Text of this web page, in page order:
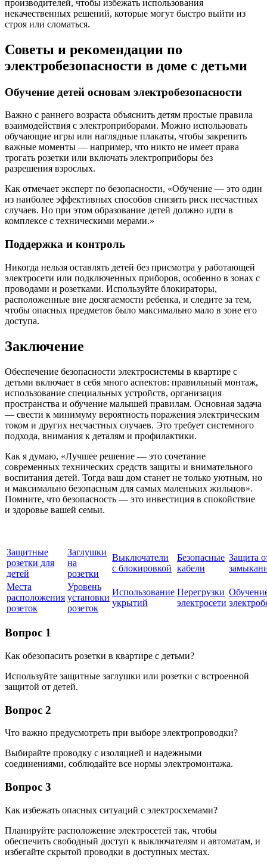
производителей, чтобы избежать использования
некачественных решений, которые могут быстро выйти из
строя или сломаться.
Советы и рекомендации по
электробезопасности в доме с детьми
Обучение детей основам электробезопасности
Важно с раннего возраста объяснить детям простые правила
взаимодействия с электроприборами. Можно использовать
обучающие игры или наглядные плакаты, чтобы закрепить
важные моменты — например, что никто не имеет права
трогать розетки или включать электроприборы без
разрешения взрослых.
Как отмечает эксперт по безопасности, «Обучение — это один
из наиболее эффективных способов снизить риск несчастных
случаев. Но при этом образование детей должно идти в
комплексе с техническими мерами.»
Поддержка и контроль
Никогда нельзя оставлять детей без присмотра у работающей
электросети или подключенных приборов, особенно в зонах с
проводами и розетками. Используйте блокираторы,
расположенные вне досягаемости ребенка, и следите за тем,
чтобы опасных предметов было максимально мало в зоне его
доступа.
Заключение
Обеспечение безопасности электросистемы в квартире с
детьми включает в себя много аспектов: правильный монтаж,
использование специальных устройств, организация
пространства и обучение малышей правилам. Основная задача
— свести к минимуму вероятность поражения электрическим
током и других несчастных случаев. Это требует системного
подхода, внимания к деталям и профилактики.
Как я думаю, «Лучшее решение — это сочетание
современных технических средств защиты и внимательного
воспитания детей. Тогда ваш дом станет не только уютным, но
и максимально безопасным для самых маленьких жильцов».
Помните, что безопасность — это инвестиция в спокойствие
и здоровье вашей семьи.
Защитные
розетки для
детей
Заглушки
на
розетки
Выключатели
с блокировкой
Безопасные
кабели
Защита
Места
расположения
розеток
Уровень
установки
розеток
Использование
укрытий
Перегрузки
электросети
Вопрос 1
Как обезопасить розетки в квартире с детьми?
Используйте защитные заглушки или розетки с встроенной
защитой от детей.
Вопрос 2
Что важно предусмотреть при выборе электропроводки?
Выбирайте проводку с изоляцией и надежными
соединениями, соблюдайте все нормы электромонтажа.
Вопрос 3
Как избежать опасных ситуаций с электросхемами?
Планируйте расположение электросетей так, чтобы
обеспечить свободный доступ к выключателям и автоматам, и
избегайте скрытой проводки в доступных местах.